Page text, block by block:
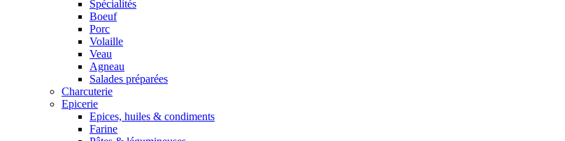
Spécialités
Boeuf
Porc
Volaille
Veau
Agneau
Salades préparées
Charcuterie
Epicerie
Epices, huiles & condiments
Farine